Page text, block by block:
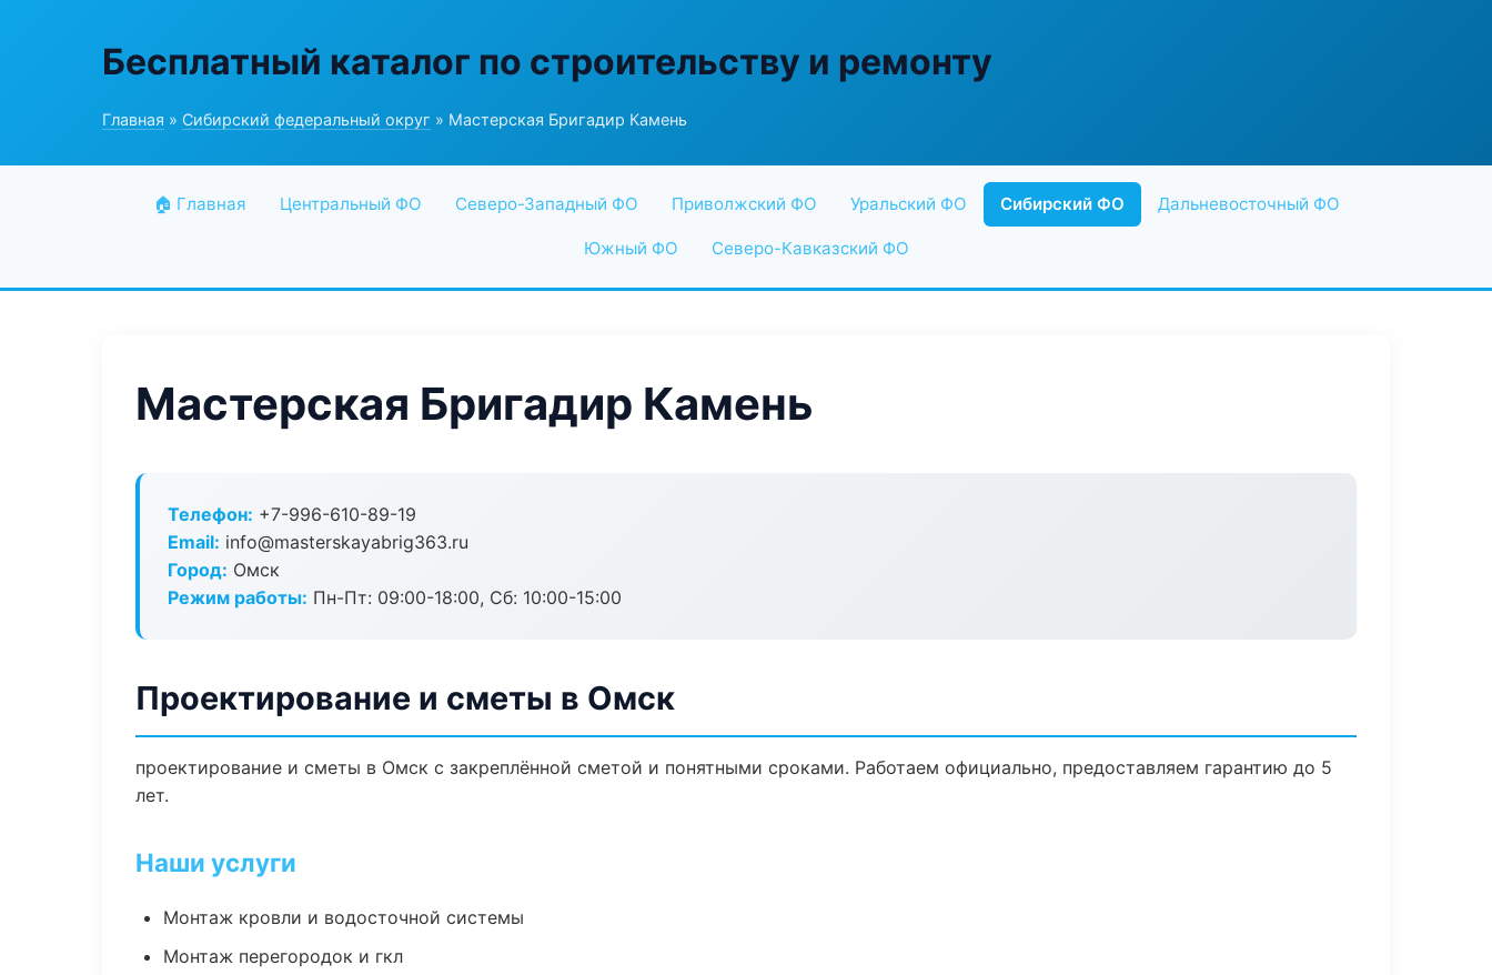
Бесплатный каталог по строительству и ремонту
Главная » Сибирский федеральный округ » Мастерская Бригадир Камень
🏠 Главная Центральный ФО Северо-Западный ФО Приволжский ФО Уральский ФО Сибирский ФО Дальневосточный ФО
Южный ФО Северо-Кавказский ФО
Мастерская Бригадир Камень
Телефон: +7-996-610-89-19
Email: info@masterskayabrig363.ru
Город: Омск
Режим работы: Пн-Пт: 09:00-18:00, Сб: 10:00-15:00
Проектирование и сметы в Омск
проектирование и сметы в Омск с закреплённой сметой и понятными сроками. Работаем официально, предоставляем гарантию до 5
лет.
Наши услуги
Монтаж кровли и водосточной системы
Монтаж перегородок и гкл